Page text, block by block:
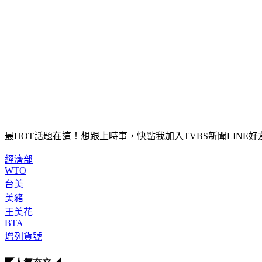
最HOT話題在這！想跟上時事，快點我加入TVBS新聞LINE好
經濟部
WTO
台美
美豬
王美花
BTA
增列貨號